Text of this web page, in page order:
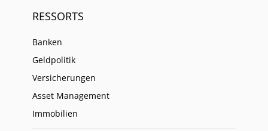
RESSORTS
Banken
Geldpolitik
Versicherungen
Asset Management
Immobilien